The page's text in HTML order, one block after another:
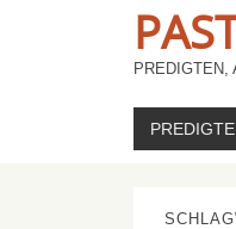
PREDIGTEN,